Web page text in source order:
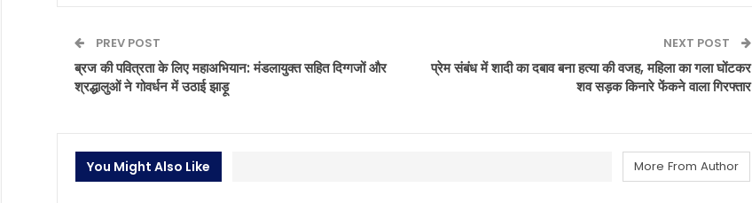
PREV POST
ब्रज की पवित्रता के लिए महाअभियान: मंडलायुक्त सहित दिग्गजों और
श्रद्धालुओं ने गोवर्धन में उठाई झाड़ू
NEXT POST
प्रेम संबंध में शादी का दबाव बना हत्या की वजह, महिला का गला घोंटकर
शव सड़क किनारे फेंकने वाला गिरफ्तार
You Might Also Like More From Author